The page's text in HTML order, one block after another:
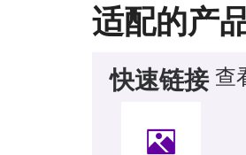
适配的产
快速链接 查